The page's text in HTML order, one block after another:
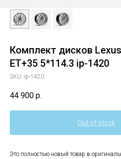
Комплект дисков
ET+35 5*114.3 ip-1420
SKU: ip-1420
44 900 р.
Out of stock
Это полностью новый товар в